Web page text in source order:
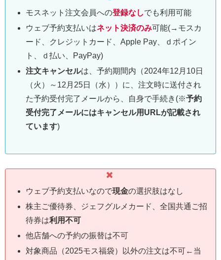
モスネット注文会員への登録なしでも利用可能
ウェブ予約支払いはネット決済のみ可能(→モスカ
ード、クレジットカード、Apple Pay、ｄポイン
ト、ｄ払い、PayPay)
注文キャンセルは、予約期間内（2024年12月10日
（火）～12月25日（水））に、注文時に送付され
た予約受付完了メールから、自身で手続き(※予約
受付完了メールにはキャンセル用URLが記載され
ています)
ウェブ予約支払いなので現金の選択肢はなし
株主ご優待券、ジェフグルメカード、全国共通ご招
待券は利用不可
他店舗への予約の振替は不可
対象商品（2025モス福袋）以外の注文は不可←当